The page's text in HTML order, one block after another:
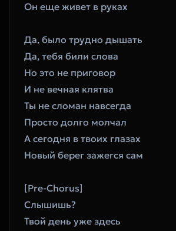
Он еще живет в руках
Да, было трудно дышать
Да, тебя били слова
Но это не приговор
И не вечная клятва
Ты не сломан навсегда
Просто долго молчал
А сегодня в твоих глазах
Новый берег зажегся сам
[Pre-Chorus]
Слышишь?
Твой день уже здесь